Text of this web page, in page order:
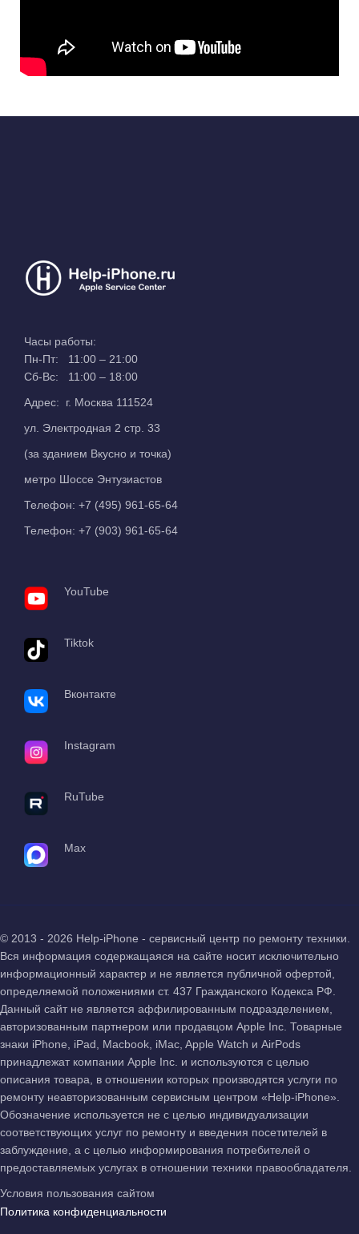
Часы работы:
Пн-Пт: 11:00 – 21:00
Сб-Вс: 11:00 – 18:00
Адрес: г. Москва 111524
ул. Электродная 2 стр. 33
(за зданием Вкусно и точка)
метро Шоссе Энтузиастов
Телефон: +7 (495) 961-65-64
Телефон: +7 (903) 961-65-64
YouTube
Tiktok
Вконтакте
Instagram
RuTube
Max
© 2013 - 2026 Help-iPhone - сервисный центр по ремонту техники.
Вся информация содержащаяся на сайте носит исключительно
информационный характер и не является публичной офертой,
определяемой положениями ст. 437 Гражданского Кодекса РФ.
Данный сайт не является аффилированным подразделением,
авторизованным партнером или продавцом Apple Inc. Товарные
знаки iPhone, iPad, Macbook, iMac, Apple Watch и AirPods
принадлежат компании Apple Inc. и используются с целью
описания товара, в отношении которых производятся услуги по
ремонту неавторизованным сервисным центром «Help-iPhone».
Обозначение используется не с целью индивидуализации
соответствующих услуг по ремонту и введения посетителей в
заблуждение, а с целью информирования потребителей о
предоставляемых услугах в отношении техники правообладателя.
Условия пользования сайтом
Политика конфиденциальности